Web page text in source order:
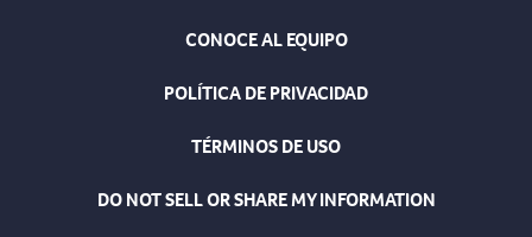
CONOCE AL EQUIPO
POLÍTICA DE PRIVACIDAD
TÉRMINOS DE USO
DO NOT SELL OR SHARE MY INFORMATION